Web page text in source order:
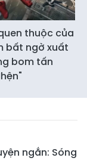
thuộc của
bất ngờ xuất
bom tấn
ngắn: Sóng